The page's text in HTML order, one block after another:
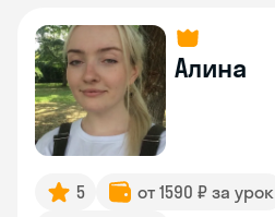
Алина
5 от 1590 ₽ за урок